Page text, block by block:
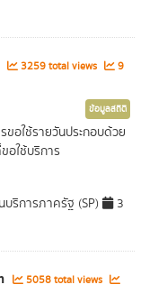
3259 total views
9
ข้อมูลสถิติ
อใช้รายวันประกอบด้วย
อใช้บริการ
การภาครัฐ (SP)
3
5058 total views